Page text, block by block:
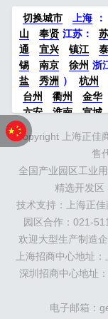
切换城市 上海 ：
山
奉贤 江苏：
通
宜兴 镇江
锡
南京 徐州 浙
盐
秀洲 ） 杭州
台州
衢州 金华
六安
淮南 宣城
昌
鲁：
北京 天津
涿州
绵阳
石家庄 沧
珠三角： 广州 东
福建： 福州 漳州
阳
大连 海外园区
亚
新加坡 墨西哥
科
华夏幸福 联
400-0123-021
Copyright 上海正佳
售
全国产业园区工业
精选开发区
技术支持：上海正
园区合作：021-
欢迎大型生产制造
上海招商中心地址
深圳招商中心地址
电子邮箱：